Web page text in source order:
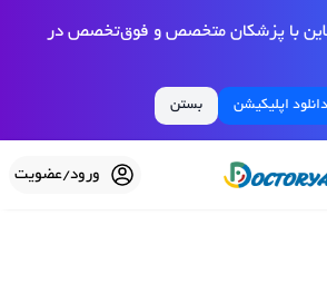
با پزشکان متخصص و فوق‌تخصص در
دانلود اپلیکیشن بستن
ورود/عضویت